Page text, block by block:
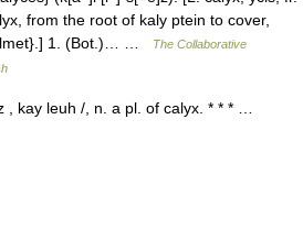
from the root of kaly ptein to cover,
1. (Bot.)… …
The Collaborative
, kay leuh /, n. a pl. of calyx. * * * …